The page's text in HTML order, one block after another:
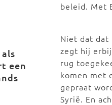
beleid. Met
een
Niet dat
zegt hij
rug
komen met
gepraat
Syrië. En